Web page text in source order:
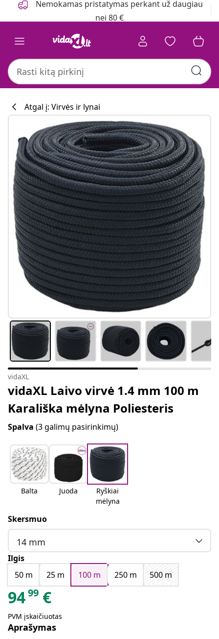
Nemokamas pristatymas perkant už daugiau
nei 80 €
Atgal į: Virvės ir lynai
vidaXL
vidaXL Laivo virvė 1.4 mm 100 m
Karališka mėlyna Poliesteris
Spalva (3 galimų pasirinkimų)
Balta Juoda
Ryškiai
mėlyna
Skersmuo
14 mm
Ilgis
50 m
25 m 100 m 250 m 500 m
9499 €
PVM įskaičiuotas
Aprašymas